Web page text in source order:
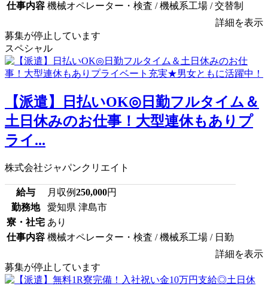
仕事内容 機械オペレーター・検査 / 機械系工場 / 交替制
詳細を表示
募集が停止しています
スペシャル
【派遣】日払いOK◎日勤フルタイム＆
土日休みのお仕事！大型連休もありプ
ライ...
株式会社ジャパンクリエイト
給与 月収例250,000円
勤務地
愛知県 津島市
寮・社宅 あり
仕事内容 機械オペレーター・検査 / 機械系工場 / 日勤
詳細を表示
募集が停止しています